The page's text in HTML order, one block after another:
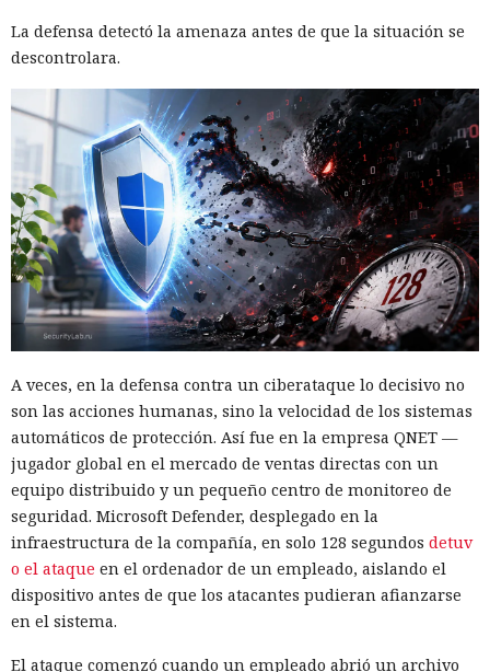
La defensa detectó la amenaza antes de que la situación se
descontrolara.
A veces, en la defensa contra un ciberataque lo decisivo no
son las acciones humanas, sino la velocidad de los sistemas
automáticos de protección. Así fue en la empresa QNET —
jugador global en el mercado de ventas directas con un
equipo distribuido y un pequeño centro de monitoreo de
seguridad. Microsoft Defender, desplegado en la
infraestructura de la compañía, en solo 128 segundos detuv
o el ataque en el ordenador de un empleado, aislando el
dispositivo antes de que los atacantes pudieran afianzarse
en el sistema.
El ataque comenzó cuando un empleado abrió un archivo